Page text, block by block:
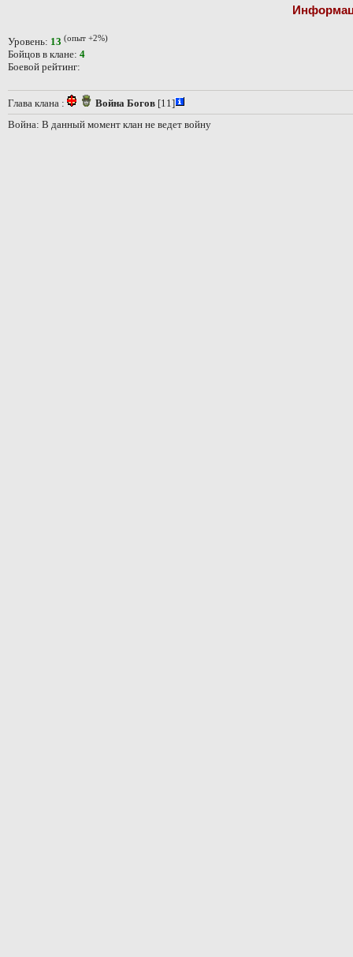
Уровень: 13 (опыт +2%)
Бойцов в клане: 4
Боевой рейтинг:
Глава клана : Война Богов [11]
Война: В данный момент клан не ведет войну